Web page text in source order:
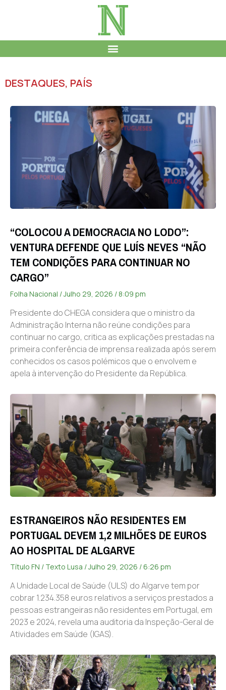
DESTAQUES, PAÍS
“COLOCOU A DEMOCRACIA NO LODO”:
VENTURA DEFENDE QUE LUÍS NEVES “NÃO
TEM CONDIÇÕES PARA CONTINUAR NO
CARGO”
Folha Nacional Julho 29, 2026 8:09 pm
Presidente do CHEGA considera que o ministro da
Administração Interna não reúne condições para
continuar no cargo, critica as explicações prestadas na
primeira conferência de imprensa realizada após serem
conhecidos os casos polémicos que o envolvem e
apela à intervenção do Presidente da República.
ESTRANGEIROS NÃO RESIDENTES EM
PORTUGAL DEVEM 1,2 MILHÕES DE EUROS
AO HOSPITAL DE ALGARVE
Título FN / Texto Lusa Julho 29, 2026 6:26 pm
A Unidade Local de Saúde (ULS) do Algarve tem por
cobrar 1.234.358 euros relativos a serviços prestados a
pessoas estrangeiras não residentes em Portugal, em
2023 e 2024, revela uma auditoria da Inspeção-Geral de
Atividades em Saúde (IGAS).